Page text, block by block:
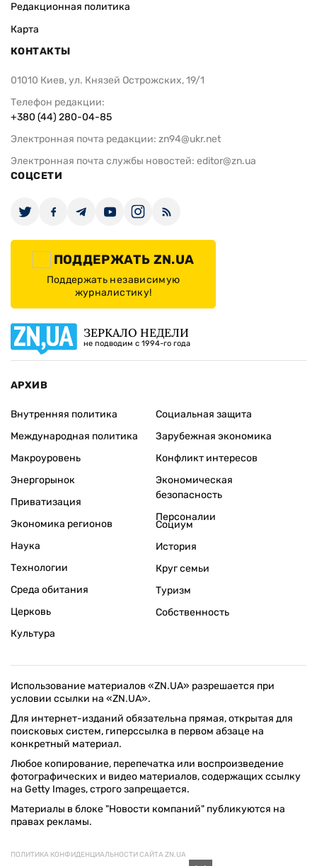
Редакционная политика
Карта
КОНТАКТЫ
01010 Киев, ул. Князей Острожских, 19/1
Телефон редакции:
+380 (44) 280-04-85
Электронная почта редакции: zn94@ukr.net
Электронная почта службы новостей: editor@zn.ua
СОЦСЕТИ
ПОДДЕРЖАТЬ ZN.UA
Поддержать независимую
журналистику!
ЗЕРКАЛО НЕДЕЛИ
не подводим с 1994-го года
АРХИВ
Внутренняя политика
Международная политика
Макроуровень
Энергорынок
Приватизация
Экономика регионов
Социальная защита
Зарубежная экономика
Конфликт интересов
Экономическая
безопасность
Персоналии
Наука
Технологии
Среда обитания
Церковь
Культура
Социум
История
Круг семьи
Туризм
Собственность
Использование материалов «ZN.UA» разрешается при
условии ссылки на «ZN.UA».
Для интернет-изданий обязательна прямая, открытая для
поисковых систем, гиперссылка в первом абзаце на
конкретный материал.
Любое копирование, перепечатка или воспроизведение
фотографических и видео материалов, содержащих ссылку
на Getty Images, строго запрещается.
Материалы в блоке "Новости компаний" публикуются на
правах рекламы.
ПОЛИТИКА КОНФИДЕНЦИАЛЬНОСТИ САЙТА ZN.UA